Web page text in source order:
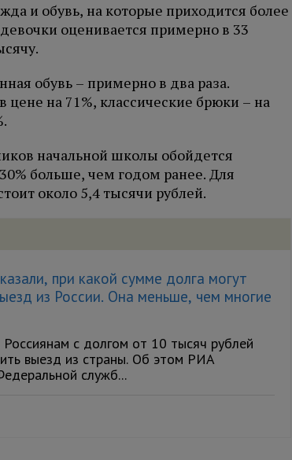
и обувь, на которые приходится более
оценивается примерно в 33
обувь – примерно в два раза.
на 71%, классические брюки – на
начальной школы обойдется
больше, чем годом ранее. Для
около 5,4 тысячи рублей.
при какой сумме долга могут
из России. Она меньше, чем многие
с долгом от 10 тысяч рублей
выезд из страны. Об этом РИА
служб...